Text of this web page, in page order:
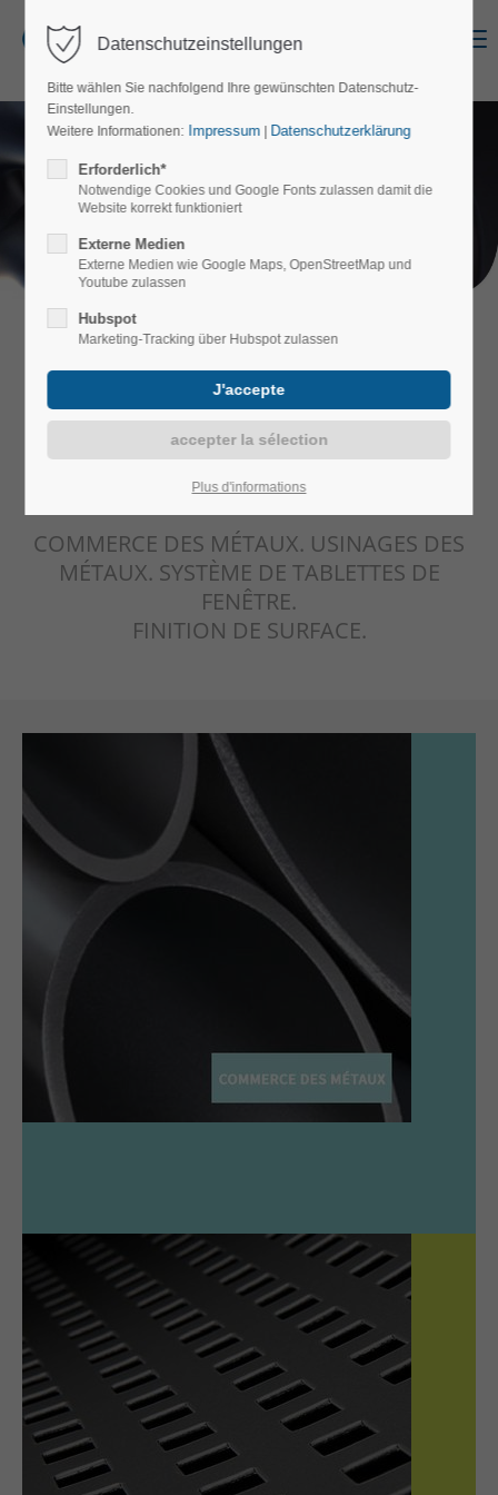
Login
Identifiant
Register|Lost your password?
Lorem ipsum dolor sit amet:
24h/ 365days
We offer support for our customers
Mon - Fri 8:00am - 5:00pm
(GMT +1)
Get in touch
Cybersteel Inc.
376-293 City Road, Suite 600
San Francisco, CA 94102
info@yourdomain.com
adipiscing elit.
Aenean commodo ligula eget dolor. Aenean massa.
Cum sociis natoque penatibus et magnis dis
parturient montes, nascetur ridiculus mus. Donec
quam felis, ultricies nec.
delwo metall
Une entreprise se présente.
ÊTRE PLUS FORTS
ENSEMBLE.
COMMERCE DES MÉTAUX. USINAGES DES
MÉTAUX. SYSTÈME DE TABLETTES DE
FENÊTRE.
FINITION DE SURFACE.
COMMERCE DES MÉTAUX
Aluminium
Profilés standard
Profilés selon dessins
Profilés spéciaux
Tôles / bobines, tôles larmées tôles perforées
Aluminium coloré, acier inoxydable
Tubes, profilés, tôles
Cuivre : barres et tôles
Laiton
USINAGE DES MÉTAUX
Automatisation de l’estampagne cnc
Chanfreins exacts
Travaux de soudure précis
Pliage, cintrage
Datenschutzeinstellungen
Bitte wählen Sie nachfolgend Ihre gewünschten Datenschutz-
Einstellungen.
Weitere Informationen: Impressum Datenschutzerklärung
Erforderlich*
Notwendige Cookies und Google Fonts zulassen damit die
Website korrekt funktioniert
Externe Medien
Externe Medien wie Google Maps, OpenStreetMap und
Youtube zulassen
Hubspot
Marketing-Tracking über Hubspot zulassen
Plus d'informations